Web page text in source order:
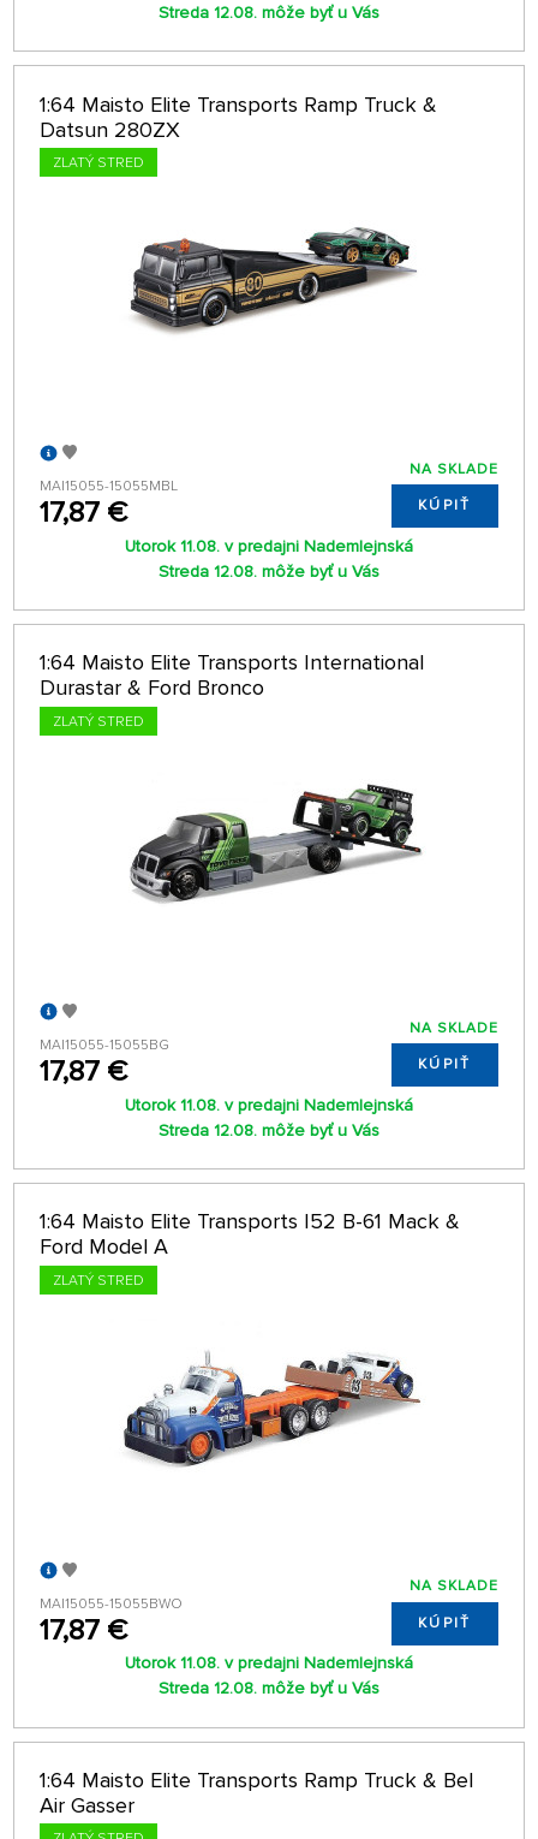
Streda 12.08. môže byť u Vás
1:64 Maisto Elite Transports Ramp Truck &
Datsun 280ZX
ZLATÝ STRED
MAI15055-15055MBL
17,87 €
NA SKLADE
KÚPIŤ
Utorok 11.08. v predajni Nademlejnská
Streda 12.08. môže byť u Vás
1:64 Maisto Elite Transports International
Durastar & Ford Bronco
ZLATÝ STRED
MAI15055-15055BG
17,87 €
NA SKLADE
KÚPIŤ
Utorok 11.08. v predajni Nademlejnská
Streda 12.08. môže byť u Vás
1:64 Maisto Elite Transports I52 B-61 Mack &
Ford Model A
ZLATÝ STRED
MAI15055-15055BWO
17,87 €
NA SKLADE
KÚPIŤ
Utorok 11.08. v predajni Nademlejnská
Streda 12.08. môže byť u Vás
1:64 Maisto Elite Transports Ramp Truck & Bel
Air Gasser